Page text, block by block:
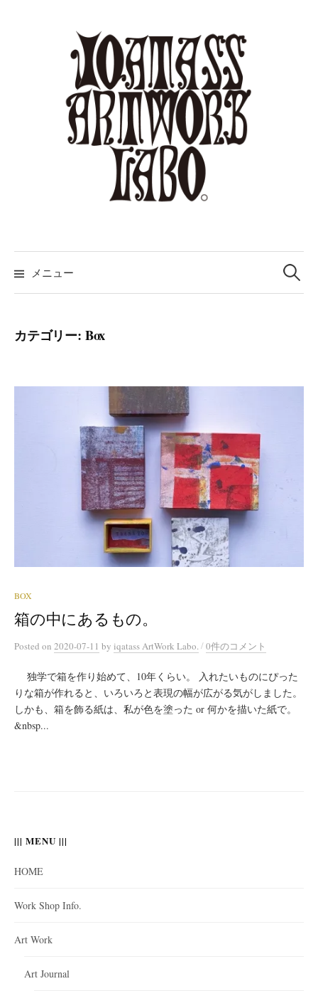
メニュー
検
索:
カテゴリー: Box
BOX
箱の中にあるもの。
Posted on 2020-07-11 by iqatass ArtWork Labo. /0件のコメント
独学で箱を作り始めて、10年くらい。 入れたいものにぴった
りな箱が作れると、いろいろと表現の幅が広がる気がしました。
しかも、箱を飾る紙は、私が色を塗った or 何かを描いた紙で。
&nbsp...
||| MENU |||
HOME
Work Shop Info.
Art Work
Art Journal